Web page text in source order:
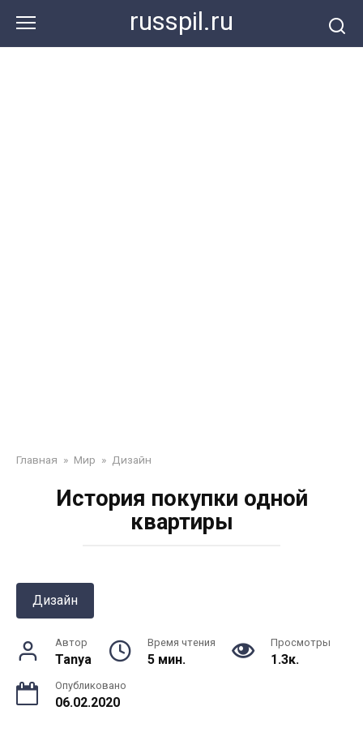
контенту
russpil.ru
Главная » Мир » Дизайн
История покупки одной
квартиры
Дизайн
Автор
Tanya
Время чтения
5 мин.
Просмотры
1.3к.
Опубликовано
06.02.2020